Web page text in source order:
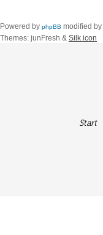
Powered by phpBB modified by
Themes: junFresh & Silk icon
Start